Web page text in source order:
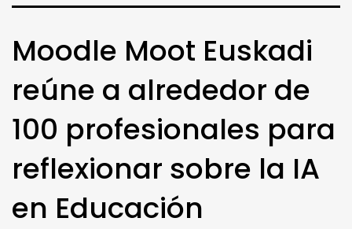
Moodle Moot Euskadi
reúne a alrededor de
100 profesionales para
reflexionar sobre la IA
en Educación